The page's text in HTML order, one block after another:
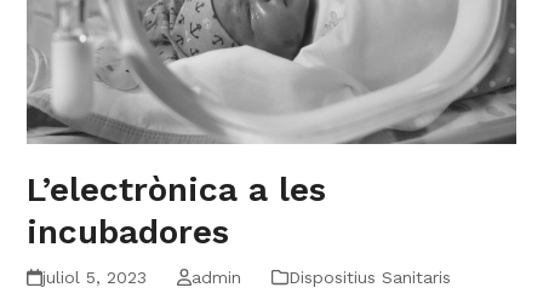
L’electrònica a les
incubadores
juliol 5, 2023 admin Dispositius Sanitaris